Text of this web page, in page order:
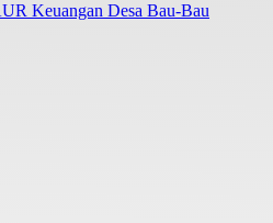
Keuangan Desa Bau-Bau